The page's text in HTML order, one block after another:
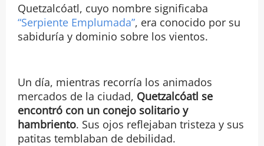
Quetzalcóatl, cuyo nombre significaba
“Serpiente Emplumada”, era conocido por su
sabiduría y dominio sobre los vientos.
Un día, mientras recorría los animados
mercados de la ciudad, Quetzalcóatl se
encontró con un conejo solitario y
hambriento. Sus ojos reflejaban tristeza y sus
patitas temblaban de debilidad.